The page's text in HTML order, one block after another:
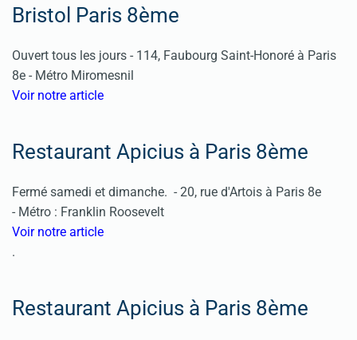
Bristol Paris 8ème
Ouvert tous les jours - 114, Faubourg Saint-Honoré à Paris
8e - Métro Miromesnil
Voir notre article
Restaurant Apicius à Paris 8ème
Fermé samedi et dimanche. - 20, rue d'Artois à Paris 8e
- Métro : Franklin Roosevelt
Voir notre article
.
Restaurant Apicius à Paris 8ème